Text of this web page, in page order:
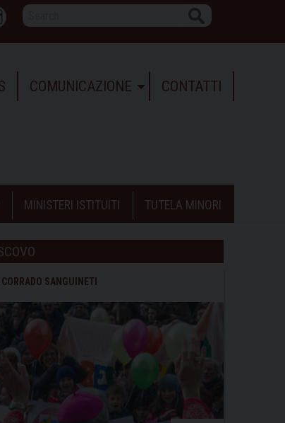
COMUNICAZIONE CONTATTI
MINISTERI ISTITUITI TUTELA MINORI
SANGUINETI